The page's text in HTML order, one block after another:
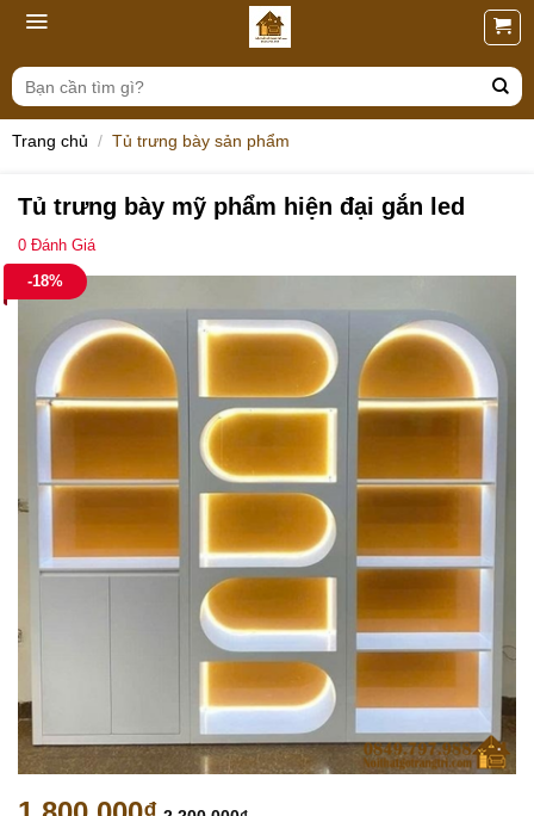
Skip
content
Tìm
kiếm:
Trang chủ / Tủ trưng bày sản phẩm
Tủ trưng bày mỹ phẩm hiện đại gắn led
0 Đánh Giá
-18%